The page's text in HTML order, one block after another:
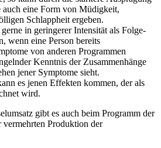
auch eine Form von Müdigkeit,
Schlappheit ergeben.
in geringerer Intensität als Folge-
wenn eine Person bereits
von anderen Programmen
Kenntnis der Zusammenhänge
jener Symptome sieht.
es jenen Effekten kommen, der als
wird.
gibt es auch beim Programm der
vermehrten Produktion der